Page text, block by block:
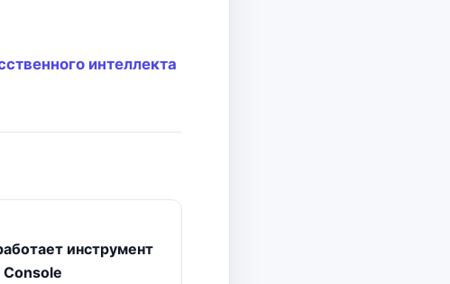
интеллекта
инструмент
Console